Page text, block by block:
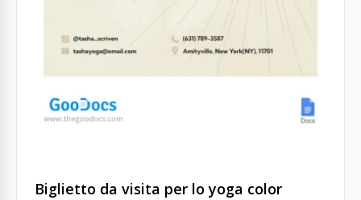
Biglietto da visita per lo yoga color